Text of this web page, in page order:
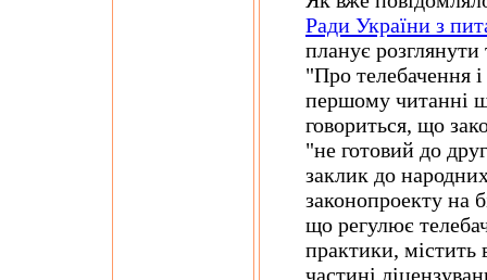
Ради України з
планує
"Про телебачення
першому читанні
говориться, що
"не готовий до
заклик до
законопроекту на
що регулює
практики, містить
частині